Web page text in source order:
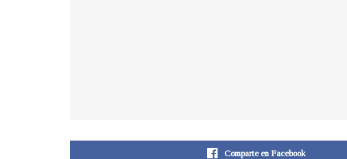
Comparte en Facebook